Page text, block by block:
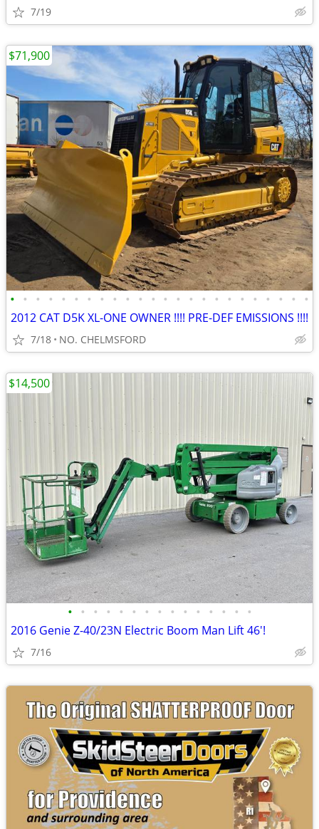
7/19
• • • • • • • • • • • • • • • • • • • • • • • •
2012 CAT D5K XL-ONE OWNER !!!! PRE-DEF EMISSIONS !!!!
7/18 NO. CHELMSFORD
$71,900
• • • • • • • • • • • • • • •
2016 Genie Z-40/23N Electric Boom Man Lift 46'!
7/16
$14,500